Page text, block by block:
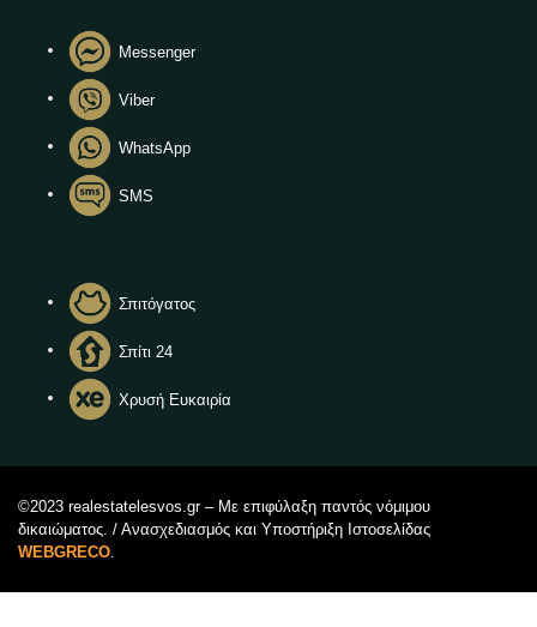
Messenger
Viber
WhatsApp
SMS
Σπιτόγατος
Σπίτι 24
Χρυσή Ευκαιρία
©2023 realestatelesvos.gr – Με επιφύλαξη παντός νόμιμου
δικαιώματος. / Ανασχεδιασμός και Υποστήριξη Ιστοσελίδας
WEBGRECO.